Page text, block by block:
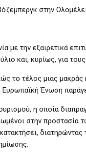
στην
με την εξαιρετικά
και, κυρίως, για
το τέλος μιας μακράς
Ένωση
η οποία
στην προστασία